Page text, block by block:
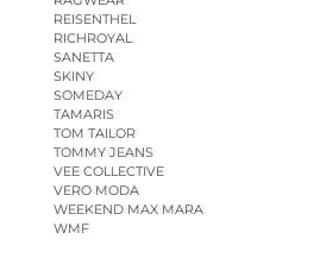
REISENTHEL
RICHROYAL
SANETTA
SKINY
SOMEDAY
TAMARIS
TOM TAILOR
TOMMY JEANS
VEE COLLECTIVE
VERO MODA
WEEKEND MAX MARA
WMF